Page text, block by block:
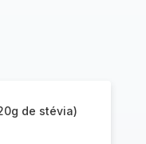
de stévia)